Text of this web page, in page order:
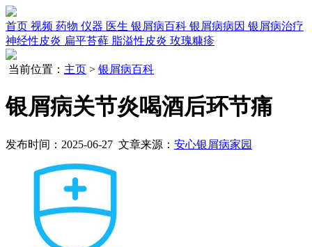
首页 视频 药物 仪器 医生 银屑病百科 银屑病病因 银屑病治疗
神经性皮炎 扁平苔藓 脂溢性皮炎 玫瑰糠疹
当前位置： 主页 > 银屑病百科
银屑病关节炎喝酒后环节痛
发布时间：2025-06-27 文章来源： 安心银屑病家园